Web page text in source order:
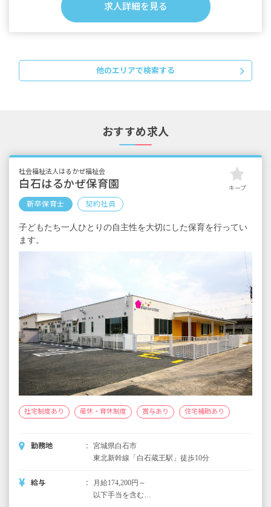
基本給150,000円～
資格手当10,000円
昇給年1回（4月）
賞与年2回（7月・12月）昨年実績：計2カ月分
＜モデル年収例＞
＜モデル年収例＞
25歳／入社1年目／年収357万円
28歳／入社3年目／年収378万円
30歳／入社5年目／年収400万円
求人詳細を見る
他のエリアで検索する
おすすめ求人
社会福祉法人はるかぜ福祉会
白石はるかぜ保育園
新卒保育士 契約社員
キープ
子どもたち一人ひとりの自主性を大切にした保育を行ってい
ます。
社宅制度あり 産休・育休制度 賞与あり 住宅補助あり
勤務地
宮城県白石市
東北新幹線「白石蔵王駅」徒歩10分
給与
月給174,200円～
以下手当を含む